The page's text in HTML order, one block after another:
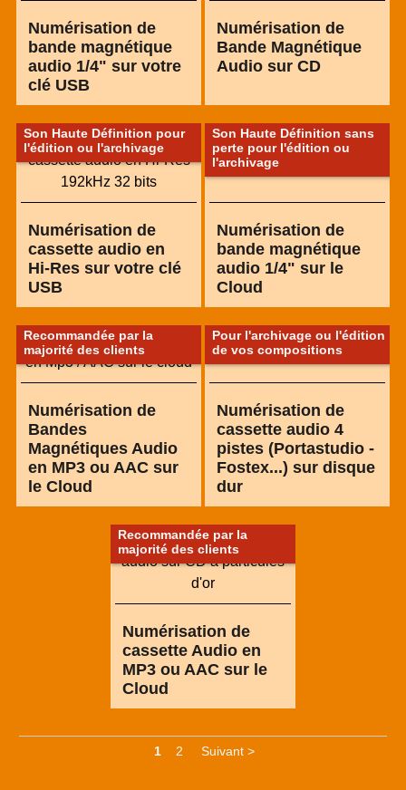
Numérisation de
bande magnétique
audio 1/4" sur votre
clé USB
Numérisation de
Bande Magnétique
Audio sur CD
Son Haute Définition pour
l'édition ou l'archivage
Numérisation de
cassette audio en
Hi-Res sur votre clé
USB
Son Haute Définition sans
perte pour l'édition ou
l'archivage
Numérisation de
bande magnétique
audio 1/4" sur le
Cloud
Recommandée par la
majorité des clients
Numérisation de
Bandes
Magnétiques Audio
en MP3 ou AAC sur
le Cloud
Pour l'archivage ou l'édition
de vos compositions
Numérisation de
cassette audio 4
pistes (Portastudio -
Fostex...) sur disque
dur
Recommandée par la
majorité des clients
Numérisation de
cassette Audio en
MP3 ou AAC sur le
Cloud
1 2 Suivant >